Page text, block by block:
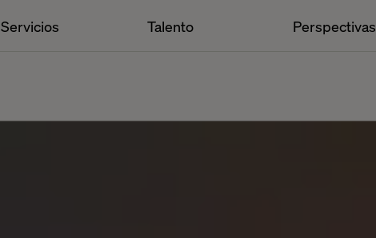
Servicios Talento Perspectivas